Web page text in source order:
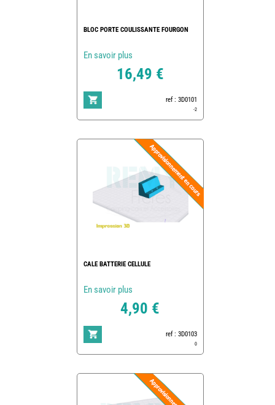
BLOC PORTE COULISSANTE FOURGON
En savoir plus
16,49 €
ref : 3D0101
-2
CALE BATTERIE CELLULE
En savoir plus
4,90 €
ref : 3D0103
0